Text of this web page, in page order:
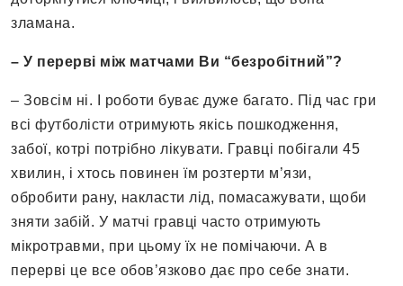
зламана.
– У перерві між матчами Ви “безробітний”?
– Зовсім ні. І роботи буває дуже багато. Під час гри
всі футболісти отримують якісь пошкодження,
забої, котрі потрібно лікувати. Гравці побігали 45
хвилин, і хтось повинен їм розтерти м’язи,
обробити рану, накласти лід, помасажувати, щоби
зняти забій. У матчі гравці часто отримують
мікротравми, при цьому їх не помічаючи. А в
перерві це все обов’язково дає про себе знати.